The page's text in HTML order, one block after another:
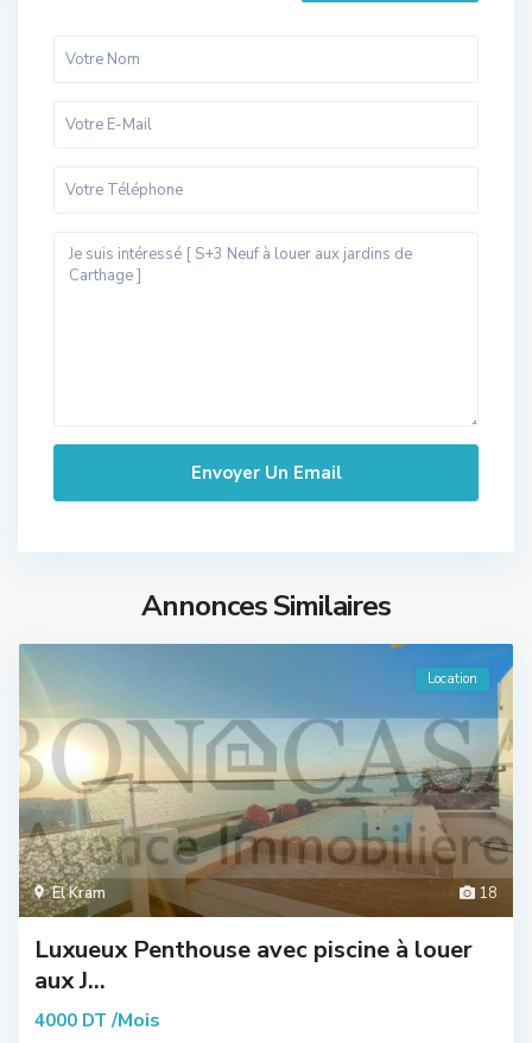
Annonces Similaires
18
El Kram
Location
Luxueux Penthouse avec piscine à louer
aux J...
4000 DT /Mois